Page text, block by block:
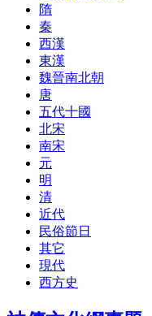
隋
秦
西漢
東漢
魏晉南北朝
唐
五代十國
北宋
南宋
元
明
清
近代
民俗節日
其它
現代
西方史